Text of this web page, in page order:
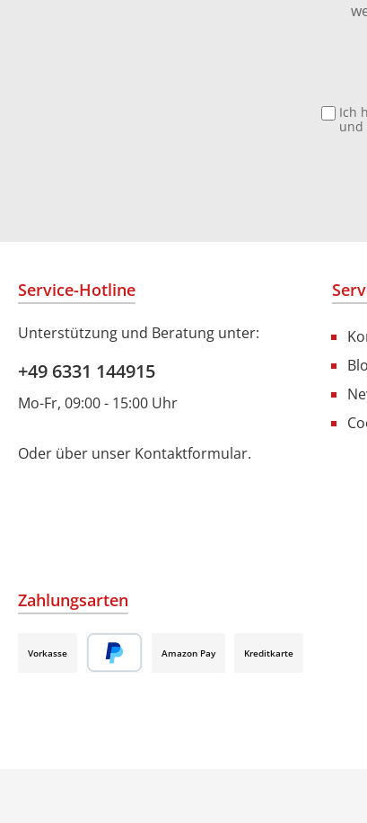
Ich
und
Service-Hotline
Unterstützung und Beratung unter:
+49 6331 144915
Mo-Fr, 09:00 - 15:00 Uhr
Oder über unser Kontaktformular.
Zahlungsarten
Vorkasse Amazon Pay Kreditkarte